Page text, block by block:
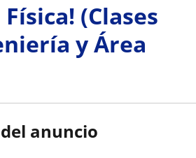
(Clases
y Área
anuncio